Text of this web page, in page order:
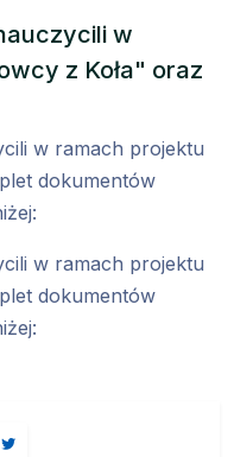
w
z Koła" oraz
w ramach projektu
dokumentów
w ramach projektu
dokumentów